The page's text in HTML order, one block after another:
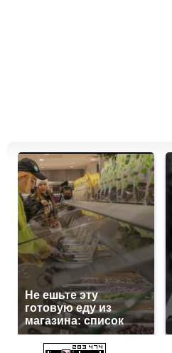
Не ешьте эту
готовую еду из
магазина: список